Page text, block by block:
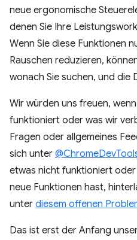
neue ergonomische
denen Sie Ihre
Wenn Sie diese Funktionen
Rauschen reduzieren,
wonach Sie suchen, und die
Wir würden uns freuen,
funktioniert oder was wir
Fragen oder allgemeines
sich unter
etwas nicht funktioniert
neue Funktionen hast,
unter diesem offenen
Das ist erst der Anfang